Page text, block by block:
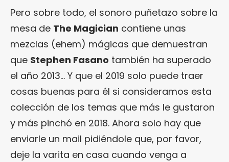
Pero sobre todo, el sonoro puñetazo sobre la
mesa de The Magician contiene unas
mezclas (ehem) mágicas que demuestran
que Stephen Fasano también ha superado
el año 2013… Y que el 2019 solo puede traer
cosas buenas para él si consideramos esta
colección de los temas que más le gustaron
y más pinchó en 2018. Ahora solo hay que
enviarle un mail pidiéndole que, por favor,
deje la varita en casa cuando venga a